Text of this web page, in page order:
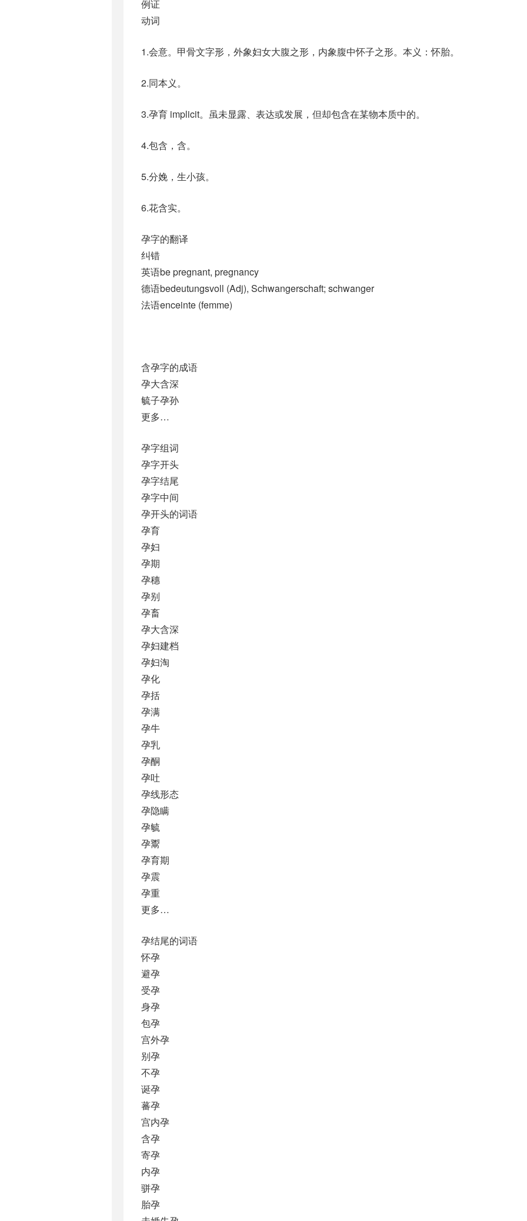
例证
动词
1.会意。甲骨文字形，外象妇女大腹之形，内象腹中怀子之形。本义：怀胎。
2.同本义。
3.孕育 implicit。虽未显露、表达或发展，但却包含在某物本质中的。
4.包含，含。
5.分娩，生小孩。
6.花含实。
孕字的翻译
纠错
英语be pregnant, pregnancy
德语bedeutungsvoll (Adj)​, Schwangerschaft; schwanger
法语enceinte (femme)​
含孕字的成语
孕大含深
毓子孕孙
更多…
孕字组词
孕字开头
孕字结尾
孕字中间
孕开头的词语
孕育
孕妇
孕期
孕穗
孕别
孕畜
孕大含深
孕妇建档
孕妇淘
孕化
孕括
孕满
孕牛
孕乳
孕酮
孕吐
孕线形态
孕隐瞒
孕毓
孕鬻
孕育期
孕震
孕重
更多…
孕结尾的词语
怀孕
避孕
受孕
身孕
包孕
宫外孕
别孕
不孕
诞孕
蕃孕
宫内孕
含孕
寄孕
内孕
骈孕
胎孕